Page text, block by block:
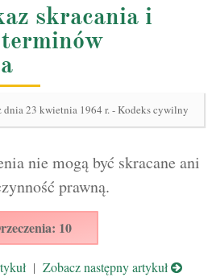
skracania i
dnia 23 kwietnia 1964 r. - Kodeks cywilny
nie mogą być skracane ani
prawną.
10
| Zobacz następny artykuł